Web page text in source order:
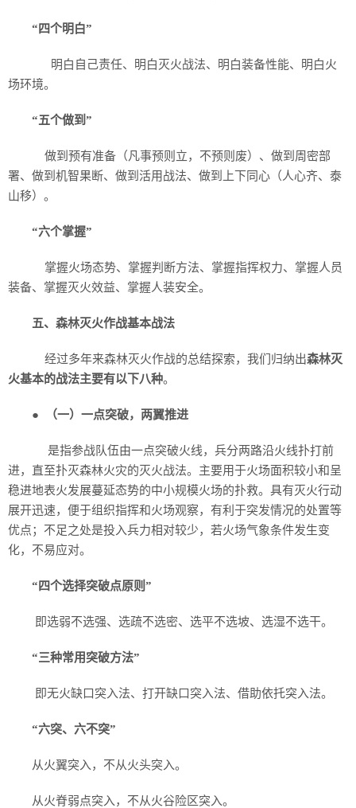
“四个明白”
明白自己责任、明白灭火战法、明白装备性能、明白火
场环境。
“五个做到”
做到预有准备（凡事预则立，不预则废）、做到周密部
署、做到机智果断、做到活用战法、做到上下同心（人心齐、泰
山移）。
“六个掌握”
掌握火场态势、掌握判断方法、掌握指挥权力、掌握人员
装备、掌握灭火效益、掌握人装安全。
五、森林灭火作战基本战法
经过多年来森林灭火作战的总结探索，我们归纳出森林灭
火基本的战法主要有以下八种。
● （一）一点突破，两翼推进
是指参战队伍由一点突破火线，兵分两路沿火线扑打前
进，直至扑灭森林火灾的灭火战法。主要用于火场面积较小和呈
稳进地表火发展蔓延态势的中小规模火场的扑救。具有灭火行动
展开迅速，便于组织指挥和火场观察，有利于突发情况的处置等
优点；不足之处是投入兵力相对较少，若火场气象条件发生变
化，不易应对。
“四个选择突破点原则”
即选弱不选强、选疏不选密、选平不选坡、选湿不选干。
“三种常用突破方法”
即无火缺口突入法、打开缺口突入法、借助依托突入法。
“六突、六不突”
从火翼突入，不从火头突入。
从火脊弱点突入，不从火谷险区突入。